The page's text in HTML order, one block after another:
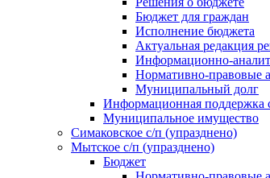
Бюджет для граждан
Исполнение бюджета
Актуальная редакция
Информационно-
Нормативно-правовые
Муниципальный долг
Информационная поддержка
Муниципальное имущество
Симаковское с/п (упразднено)
Мытское с/п (упразднено)
Бюджет